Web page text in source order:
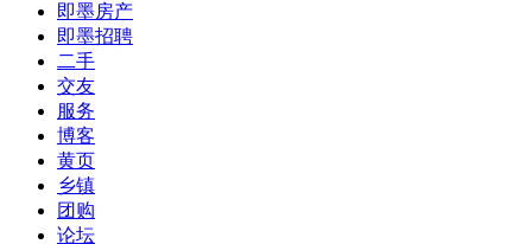
即墨房产
即墨招聘
二手
交友
服务
博客
黄页
乡镇
团购
论坛